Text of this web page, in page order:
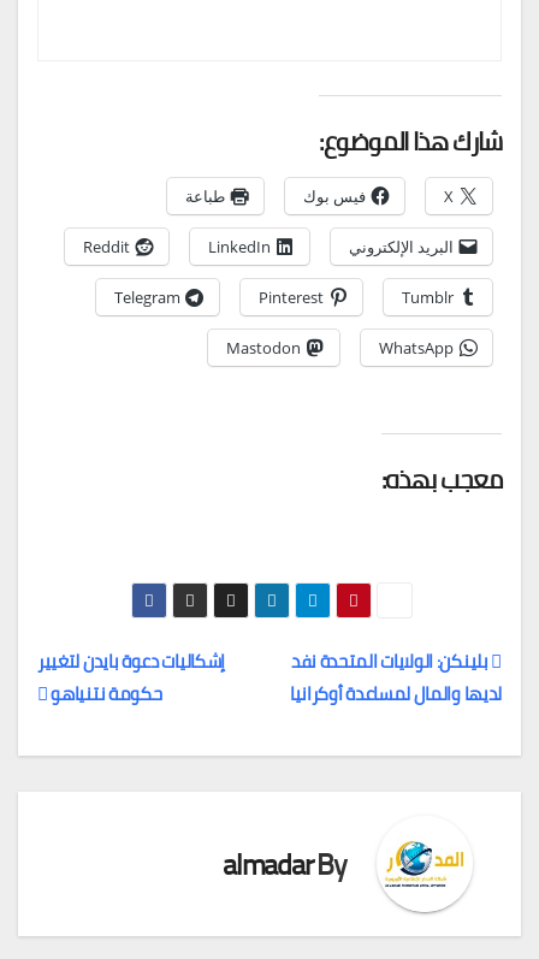
شارك هذا الموضوع:
X فيس بوك طباعة
البريد الإلكتروني LinkedIn
Reddit
Tumblr
Pinterest
Telegram
WhatsApp
Mastodon
معجب بهذه:
تصفّح
المقالات
إشكاليات دعوة بايدن لتغيير
حكومة نتنياهو
بلينكن: الولايات المتحدة نفد
لديها والمال لمساعدة أوكرانيا
By
almadar